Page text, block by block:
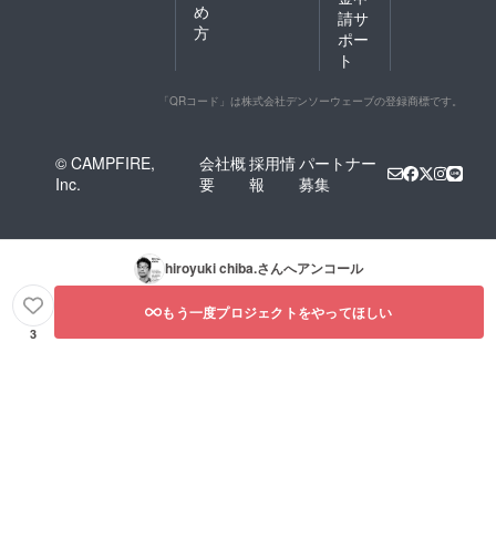
め
方
請サ
ポー
ト
「QRコード」は株式会社デンソーウェーブの登録商標です。
© CAMPFIRE,
Inc.
会社概
要
採用情
報
パートナー
募集
hiroyuki chiba.さんへアンコール
3
もう一度プロジェクトをやってほしい